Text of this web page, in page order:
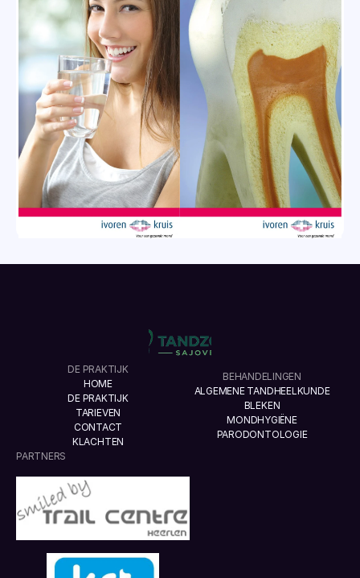
DE PRAKTIJK
HOME
DE PRAKTIJK
TARIEVEN
CONTACT
KLACHTEN
BEHANDELINGEN
ALGEMENE TANDHEELKUNDE
BLEKEN
MONDHYGIËNE
PARODONTOLOGIE
PARTNERS